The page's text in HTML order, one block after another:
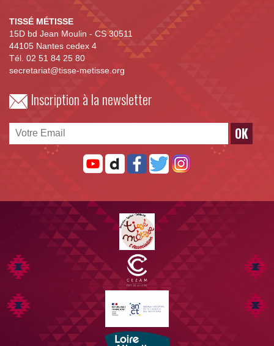
TISSÉ MÉTISSE
15D bd Jean Moulin - CS 30511
44105 Nantes cedex 4
Tél. 02 51 84 25 80
secretariat@tisse-metisse.org
Inscription à la newsletter
OK